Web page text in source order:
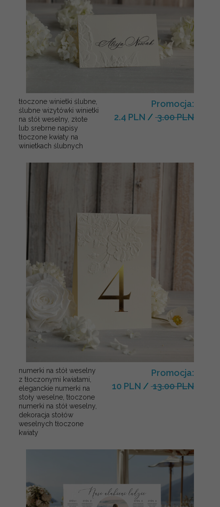
tłoczone winietki ślubne,
ślubne wizytówki winietki
na stół weselny, złote
lub srebrne napisy
tłoczone kwiaty na
winietkach ślubnych
Promocja:
2.4 PLN / 3.00 PLN
numerki na stół weselny
z tłoczonymi kwiatami,
eleganckie numerki na
stoły weselne, tłoczone
numerki na stół weselny,
dekoracja stołów
weselnych tłoczone
kwiaty
Promocja:
10 PLN / 13.00 PLN